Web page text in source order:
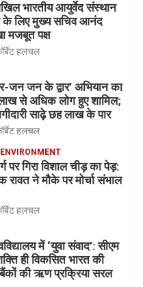
भारतीय आयुर्वेद संस्थान
के लिए मुख्य सचिव आनंद
मजबूत पक्ष
हलचल
जन जन के द्वार’ अभियान का
से अधिक लोग हुए शामिल;
साढ़े छह लाख के पार
हलचल
ENVIRONMENT
पर गिरा विशाल चीड़ का पेड़:
ने मौके पर मोर्चा संभाल
हलचल
में ‘युवा संवाद’: सीएम
ही विकसित भारत की
की ऋण प्रक्रिया सरल